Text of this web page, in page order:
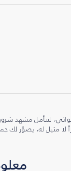
لتتأمل مشهد
لا مثيل له، يصوّر لك